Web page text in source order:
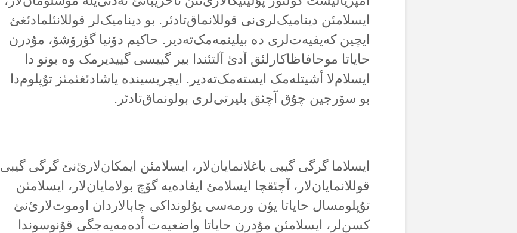
ایسلامئن دینامیک‌لری‌نی قوللانماق‌تادئر. بو دینامیک‌لر قوللانئلمادئغئ
ایچین کەیفیەت‌لری دە بیلینمەمک‌تەدیر. حاکیم دۆنیا گؤرۆشۆ، مۇدرن
حایاتا موحافاظاکارلئق آدئ آلتئندا بیر گییسی گییدیرمک وە بونو دا
ایسلام‌لا أشیتلەمک ایستەمک‌تەدیر. ایچریسیندە یاشادئغئمئز تۇپلوم‌دا
بو سۆرجین چۇق آچئق بلیرتی‌لری بولونماق‌تادئر.
ایسلاما گرگی گیبی باغلانمایان‌لار، ایسلامئن ایمکان‌لارئ‌نئ گرگی گیبی
قوللانمایان‌لار، آچئقچا ایسلامئ ایفادەیە گۆچ بولامایان‌لار، ایسلامئن
تۇپلومسال حایاتا یؤن ورمەسی یۇلونداکی چابالاردان اوموت‌لارئ‌نئ
کسن‌لر، ایسلامئن مۇدرن حایاتا واضعیەت أدەمەیەجگی قۇنوسوندا